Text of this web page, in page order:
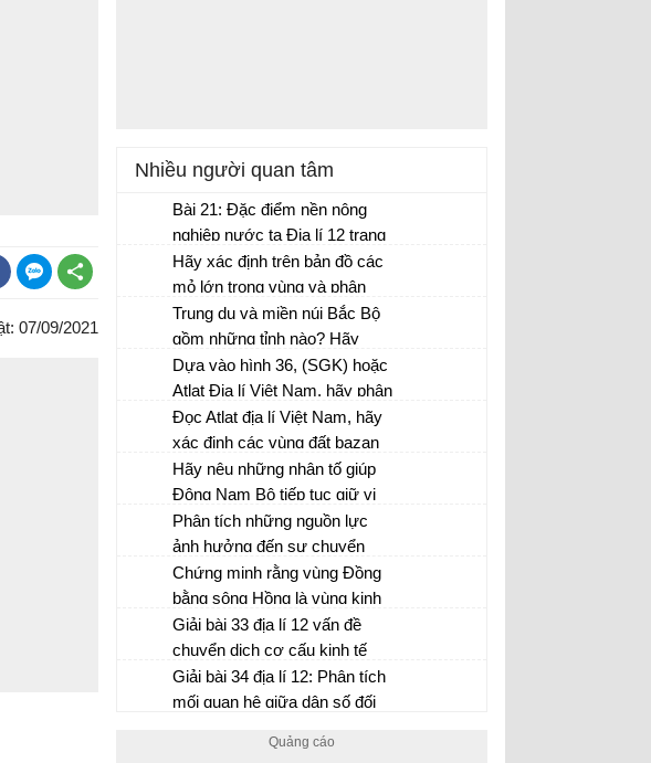
07/09/2021
Nhiều người quan tâm
Bài 21: Đặc điểm nền nông
nghiệp nước ta Địa lí 12 trang
88
Hãy xác định trên bản đồ các
mỏ lớn trong vùng và phân
tích những thuận lợi và khó
khăn trong việc khai thác thế
mạnh về tài nguyên khoáng
sản của vùng?
Trung du và miền núi Bắc Bộ
gồm những tỉnh nào? Hãy
phân tích thế mạnh về tự
nhiên và hiện trạng phát triển
thủy điện của vùng này?
Dựa vào hình 36, (SGK) hoặc
Atlat Địa lí Việt Nam, hãy phân
tích các nguồn tài nguyên để
phát triển công nghiệp, hiện
trạng phát triển và phân bố
công nghiệp trong vùng?
Đọc Atlat địa lí Việt Nam, hãy
xác định các vùng đất bazan
và đối chiếu với các vùng
phân bố cây công nghiệp ở
Tây Nguyên?
Hãy nêu những nhân tố giúp
Đông Nam Bộ tiếp tục giữ vị
trí dẫn đầu trong phân công
lao động giữa các vùng trong
nước?
Phân tích những nguồn lực
ảnh hưởng đến sự chuyển
dịch cơ cấu kinh tế ở Đồng
bằng sông Hồng?
Chứng minh rằng vùng Đồng
bằng sông Hồng là vùng kinh
tế có vai trò quan trọng trong
sự phát triển kinh tế xã hội của
nước ta?
Giải bài 33 địa lí 12 vấn đề
chuyển dịch cơ cấu kinh tế
theo ngành ở Đồng bằng sông
Hồng
Giải bài 34 địa lí 12: Phân tích
mối quan hệ giữa dân số đối
Đồng bằng sông Hồng